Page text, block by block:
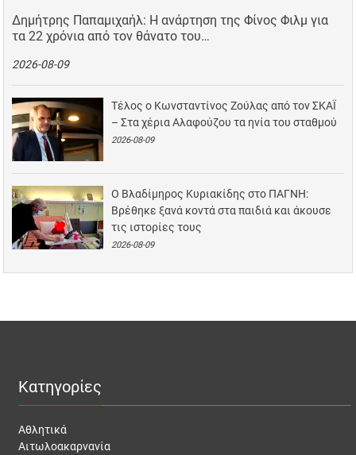
Δημήτρης Παπαμιχαήλ: Η ανάρτηση της Φίνος Φιλμ για
τα 22 χρόνια από τον θάνατο του…
2026-08-09
Τέλος ο Κωνσταντίνος Ζούλας από τον ΣΚΑΪ
– Στα χέρια Αλαφούζου τα ηνία του σταθμού
2026-08-09
Ο Βλαδίμηρος Κυριακίδης στο ΠΑΓΝΗ:
Βρέθηκε ξανά κοντά στα παιδιά και άκουσε
τις ιστορίες τους
2026-08-09
Κατηγορίες
Αθλητικά
Αιτωλοακαρνανία